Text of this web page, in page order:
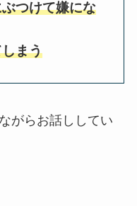
つけて嫌にな
まう
がらお話ししてい